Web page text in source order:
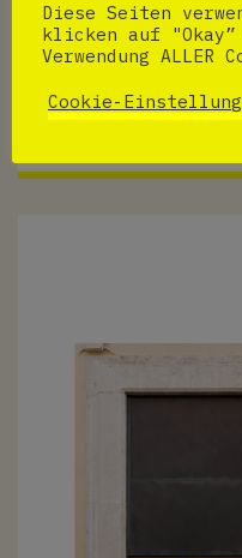
Diese Seiten
klicken auf "Okay”
Verwendung ALLER
Cookie-